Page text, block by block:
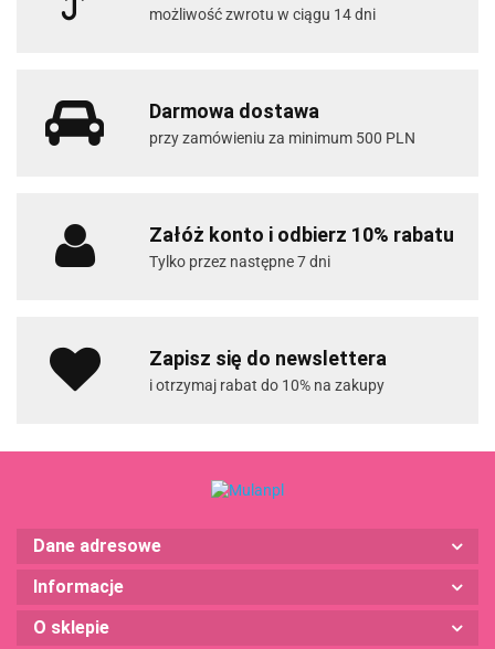
możliwość zwrotu w ciągu 14 dni
Darmowa dostawa
przy zamówieniu za minimum 500 PLN
Załóż konto i odbierz 10% rabatu
Tylko przez następne 7 dni
Zapisz się do newslettera
i otrzymaj rabat do 10% na zakupy
Dane adresowe
Informacje
O sklepie